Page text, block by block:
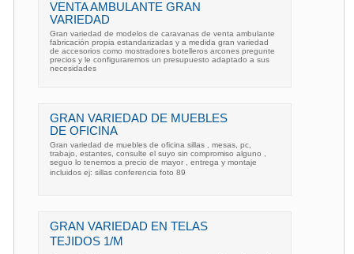
VENTA AMBULANTE GRAN
VARIEDAD
Gran variedad de modelos de caravanas de venta ambulante
fabricación propia estandarizadas y a medida gran variedad
de accesorios como mostradores botelleros arcones pregunte
precios y le configuraremos un presupuesto adaptado a sus
necesidades
GRAN VARIEDAD DE MUEBLES
DE OFICINA
Gran variedad de muebles de oficina sillas , mesas, pc,
trabajo, estantes, consulte el suyo sin compromiso alguno ,
seguo lo tenemos a precio de mayor , entrega y montaje
incluidos ej: sillas conferencia foto 89
GRAN VARIEDAD EN TELAS
TEJIDOS 1/M